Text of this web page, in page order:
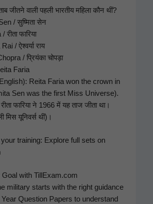
जीतने वाली पहली भारतीय महिला कौन थीं?
/ सुष्मिता सेन
फारिया
/ ऐश्वर्या राय
/ प्रियंका चोपड़ा
Faria
Rei­ta Faria won the crown in
Sen was the first Miss Uni­verse).
फारिया ने 1966 में यह ताज जीता था।
मिस यूनिवर्स थीं)।
train­ing: Explore full sets on
with TillExam.com
mil­i­tary starts with the right guid­ance
Ques­tion Papers to under­stand